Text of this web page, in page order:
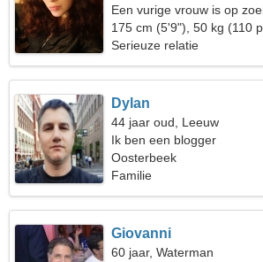
Een vurige vrouw is op
175 cm (5'9"), 50 kg (110
Serieuze relatie
Dylan
44 jaar oud, Leeuw
Ik ben een blogger
Oosterbeek
Familie
Giovanni
60 jaar, Waterman